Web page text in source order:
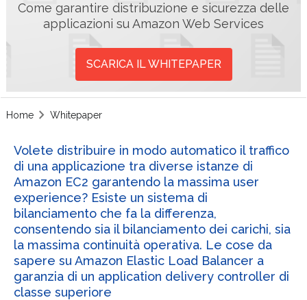
Come garantire distribuzione e sicurezza delle
applicazioni su Amazon Web Services
SCARICA IL WHITEPAPER
Home Whitepaper
Volete distribuire in modo automatico il traffico
di una applicazione tra diverse istanze di
Amazon EC2 garantendo la massima user
experience? Esiste un sistema di
bilanciamento che fa la differenza,
consentendo sia il bilanciamento dei carichi, sia
la massima continuità operativa. Le cose da
sapere su Amazon Elastic Load Balancer a
garanzia di un application delivery controller di
classe superiore